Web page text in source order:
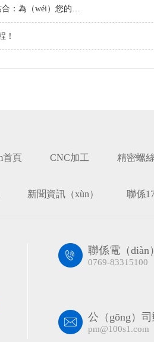
每次都（dōu）完美貼合：為（wéi）您的項目定製螺（luó）絲
！
首頁 CNC加工 精密螺
新聞資訊（xùn） 聯係
聯係電（diàn
0769-83315100
公（gōng）
pm@100s1.com